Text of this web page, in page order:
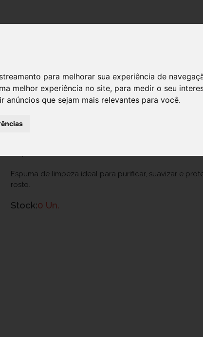
para melhorar sua experiência de
melhor experiência no site, para medir o seu
anúncios que sejam mais relevantes para você.
ROCHE POSAY MOUSSE MICELAR
Espuma de limpeza ideal para purificar, suavizar e
rosto.
Stock:0 Un.